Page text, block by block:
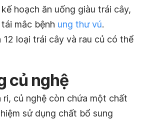
hoạch ăn uống giàu trái cây,
mắc bệnh ung thư vú.
loại trái cây và rau củ có thể
củ nghệ
củ nghệ còn chứa một chất
sử dụng chất bổ sung